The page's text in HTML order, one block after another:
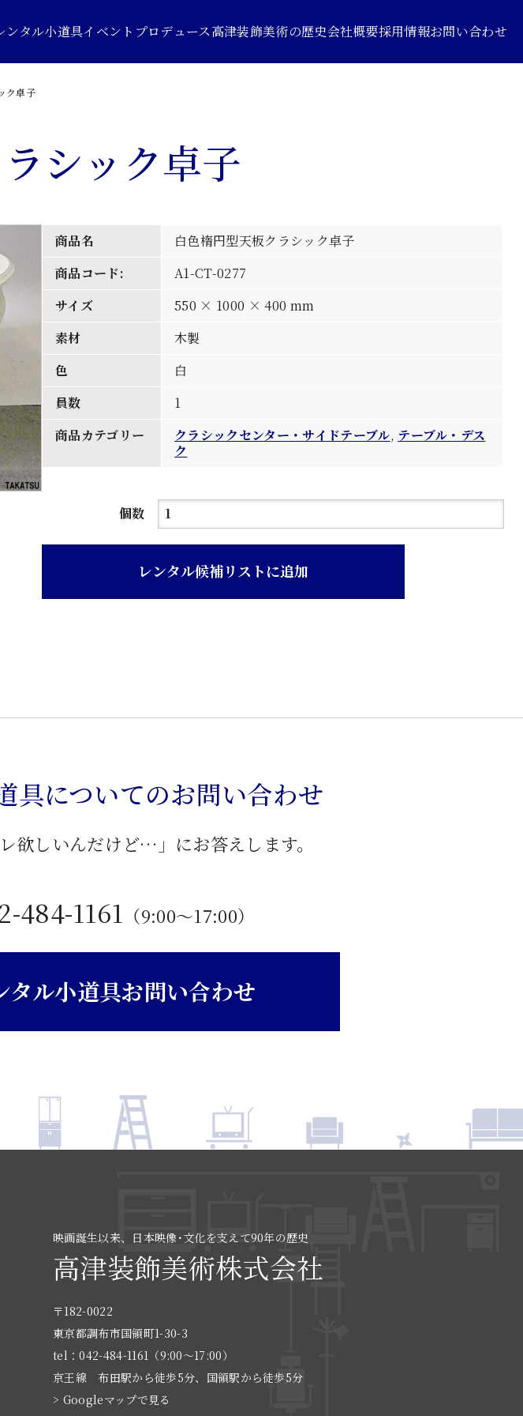
ンタル小道具イベントプロデュース高津装飾美術の歴史会社概要採用情報お問い合わせ
ク卓子
シック卓子
商品名
白色楕円型天板クラシック卓子
商品コード:
A1-CT-0277
サイズ
550 × 1000 × 400 mm
素材
木製
色
白
員数
1
商品カテゴリー
クラシックセンター・サイドテーブル, テーブル・デス
ク
個数
白
ラ
ク
子
レンタル候補リストに追加
具についてのお問い合わせ
欲しいんだけど…」にお答えします。
484-1161 （9:00〜17:00）
タル小道具お問い合わせ
映画誕生以来、日本映像･文化を支えて90年の歴史
高津装飾美術株式会社
〒182-0022
東京都調布市国領町1-30-3
tel：042-484-1161（9:00〜17:00）
京王線 布田駅から徒歩5分、国領駅から徒歩5分
> Googleマップで見る